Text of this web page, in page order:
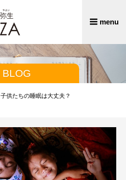
BLOG
子供たちの睡眠は大丈夫？